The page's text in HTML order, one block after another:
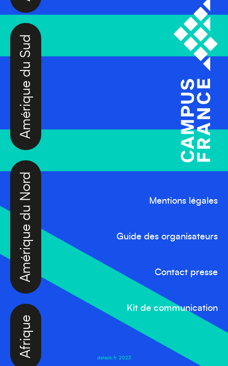
Afrique
Amérique du Nord
Amérique du Sud
Mentions légales
Guide des organisateurs
Contact presse
Kit de communication
datack.fr 2023